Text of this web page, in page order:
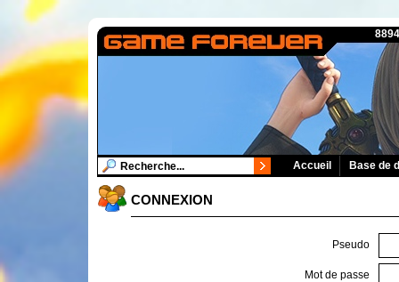
Accueil Base de
CONNEXION
Pseudo
Mot de passe